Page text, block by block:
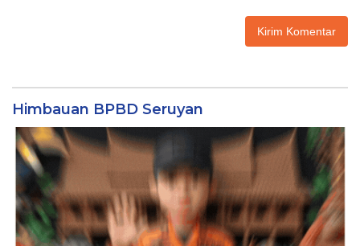
Himbauan BPBD Seruyan